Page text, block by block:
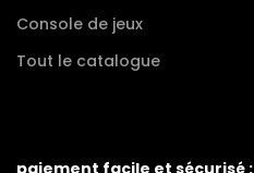
Console de jeux
Tout le catalogue